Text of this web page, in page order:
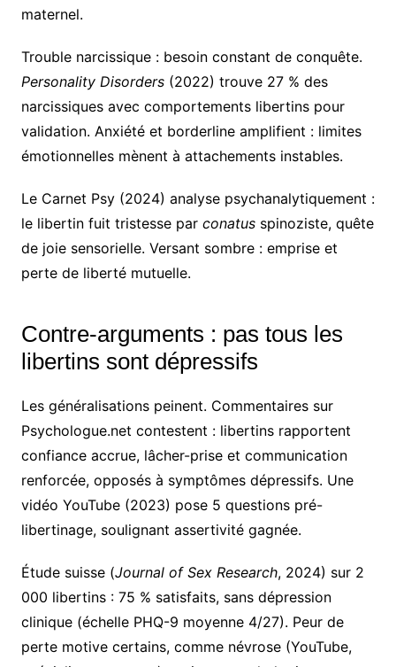
maternel.
Trouble narcissique : besoin constant de conquête.
Personality Disorders(2022) trouve 27 % des
narcissiques avec comportements libertins pour
validation. Anxiété et borderline amplifient : limites
émotionnelles mènent à attachements instables.
Le Carnet Psy (2024) analyse psychanalytiquement :
le libertin fuit tristesse par conatusspinoziste, quête
de joie sensorielle. Versant sombre : emprise et
perte de liberté mutuelle.
Contre-arguments : pas tous les
libertins sont dépressifs
Les généralisations peinent. Commentaires sur
Psychologue.net contestent : libertins rapportent
confiance accrue, lâcher-prise et communication
renforcée, opposés à symptômes dépressifs. Une
vidéo YouTube (2023) pose 5 questions pré-
libertinage, soulignant assertivité gagnée.
Étude suisse (Journal of Sex Research, 2024) sur 2
000 libertins : 75 % satisfaits, sans dépression
clinique (échelle PHQ-9 moyenne 4/27). Peur de
perte motive certains, comme névrose (YouTube,